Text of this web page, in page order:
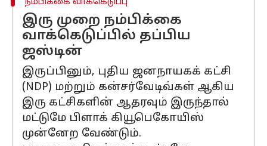
நம்பிக்கை வாக்கெடுப்பு
இரு முறை நம்பிக்கை
வாக்கெடுப்பில் தப்பிய
ஜஸ்டின்
இருப்பினும், புதிய ஜனநாயகக் கட்சி
(NDP) மற்றும் கன்சர்வேடிவ்கள் ஆகிய
இரு கட்சிகளின் ஆதரவும் இருந்தால்
மட்டுமே பிளாக் கியூபெகோயிஸ்
முன்னேற வேண்டும்.